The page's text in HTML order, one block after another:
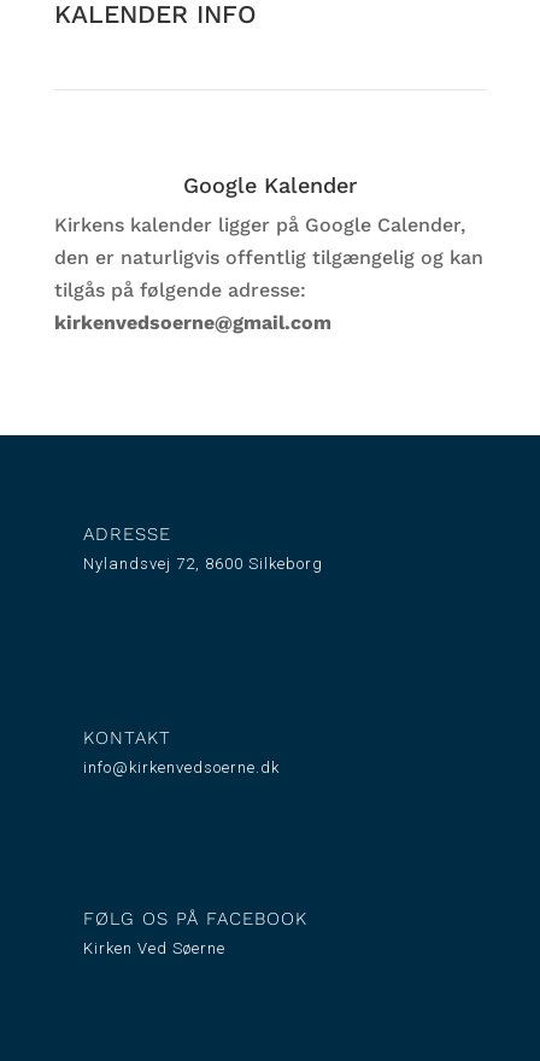
KALENDER INFO
Google Kalender
Kirkens kalender ligger på Google Calender,
den er naturligvis offentlig tilgængelig og kan
tilgås på følgende adresse:
kirkenvedsoerne@gmail.com
ADRESSE
Nylandsvej 72, 8600 Silkeborg
KONTAKT
info@kirkenvedsoerne.dk
FØLG OS PÅ FACEBOOK
Kirken Ved Søerne